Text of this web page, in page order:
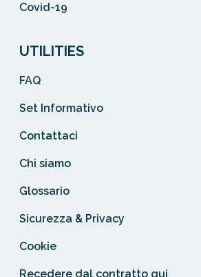
Covid-19
UTILITIES
FAQ
Set Informativo
Contattaci
Chi siamo
Glossario
Sicurezza & Privacy
Cookie
Recedere dal contratto qui